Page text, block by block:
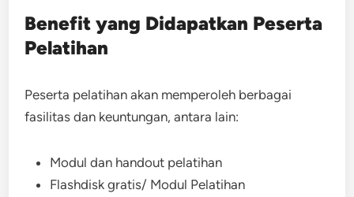
Benefit yang Didapatkan Peserta
Pelatihan
Peserta pelatihan akan memperoleh berbagai
fasilitas dan keuntungan, antara lain:
Modul dan handout pelatihan
Flashdisk gratis/ Modul Pelatihan